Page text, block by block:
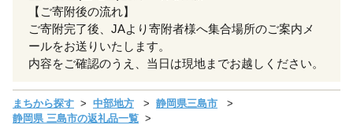
【ご寄附後の流れ】
ご寄附完了後、JAより寄附者様へ集合場所のご案内メ
ールをお送りいたします。
内容をご確認のうえ、当日は現地までお越しください。
まちから探す 中部地方
静岡県三島市
静岡県 三島市の返礼品一覧